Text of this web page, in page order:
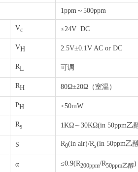
1ppm～500ppm
Vc ≤24V DC
VH 2.5V±0.1V AC or DC
RL 可调
RH 80Ω±20Ω（室温）
PH ≤50mW
Rs 1KΩ～30KΩ(in 50ppm乙
S R0(in air)/Rs(in 50ppm乙
α ≤0.9(R200ppm/R50ppm乙醇)